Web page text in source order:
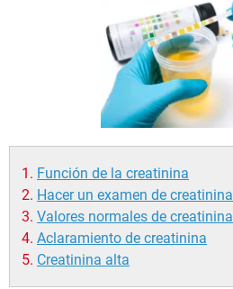
Función de la creatinina
Hacer un examen de creatinina
Valores normales de creatinina
Aclaramiento de creatinina
Creatinina alta